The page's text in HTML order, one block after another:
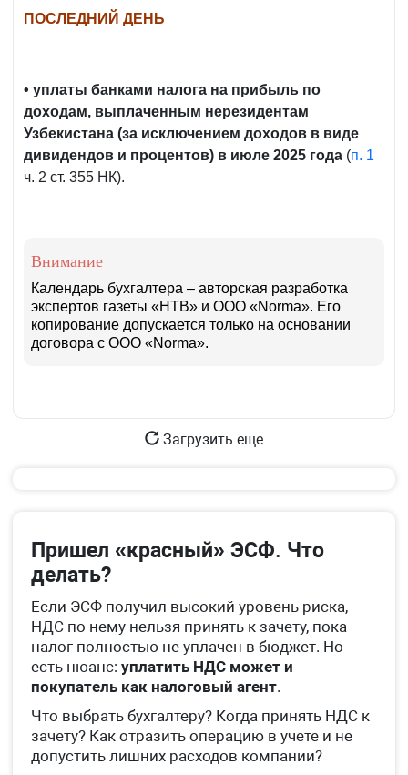
ПОСЛЕДНИЙ ДЕНЬ
• уплаты банками налога на прибыль по
доходам, выплаченным нерезидентам
Узбекистана (за исключением доходов в виде
дивидендов и процентов) в июле 2025 года (п. 1
ч. 2 ст. 355 НК).
Внимание
Календарь бухгалтера – авторская разработка
экспертов газеты «НТВ» и ООО «Norma». Его
копирование допускается только на основании
договора с ООО «Norma».
Загрузить еще
Пришел «красный» ЭСФ. Что
делать?
Если ЭСФ получил высокий уровень риска,
НДС по нему нельзя принять к зачету, пока
налог полностью не уплачен в бюджет. Но
есть нюанс: уплатить НДС может и
покупатель как налоговый агент.
Что выбрать бухгалтеру? Когда принять НДС к
зачету? Как отразить операцию в учете и не
допустить лишних расходов компании?